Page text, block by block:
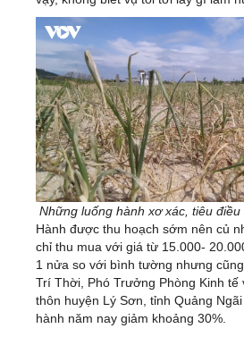
Những luống hành xơ xác, tiêu điều
Hành được thu hoạch sớm nên củ
chỉ thu mua với giá từ 15.000-
1 nửa so với bình tường nhưng
Trí Thời, Phó Trưởng Phòng Kinh tế
thôn huyện Lý Sơn, tỉnh Quảng
hành năm nay giảm khoảng 30%.